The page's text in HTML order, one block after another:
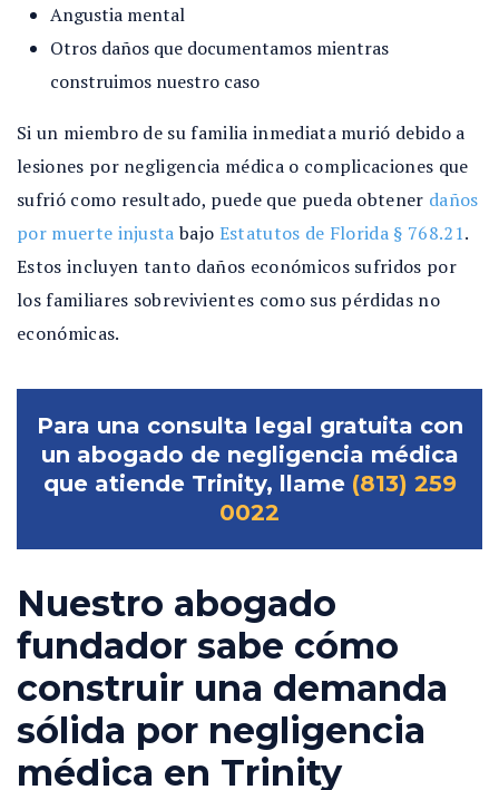
Angustia mental
Otros daños que documentamos mientras
construimos nuestro caso
Si un miembro de su familia inmediata murió debido a
lesiones por negligencia médica o complicaciones que
sufrió como resultado, puede que pueda obtener daños
por muerte injusta bajo Estatutos de Florida § 768.21.
Estos incluyen tanto daños económicos sufridos por
los familiares sobrevivientes como sus pérdidas no
económicas.
Para una consulta legal gratuita con
un abogado de negligencia médica
que atiende Trinity, llame (813) 259
0022
Nuestro abogado
fundador sabe cómo
construir una demanda
sólida por negligencia
médica en Trinity